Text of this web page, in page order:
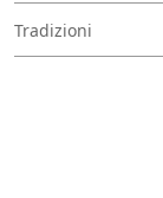
Tradizioni